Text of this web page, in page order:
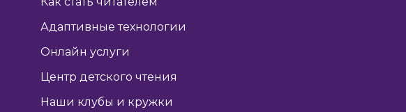
Адаптивные технологии
Онлайн услуги
Центр детского чтения
Наши клубы и кружки